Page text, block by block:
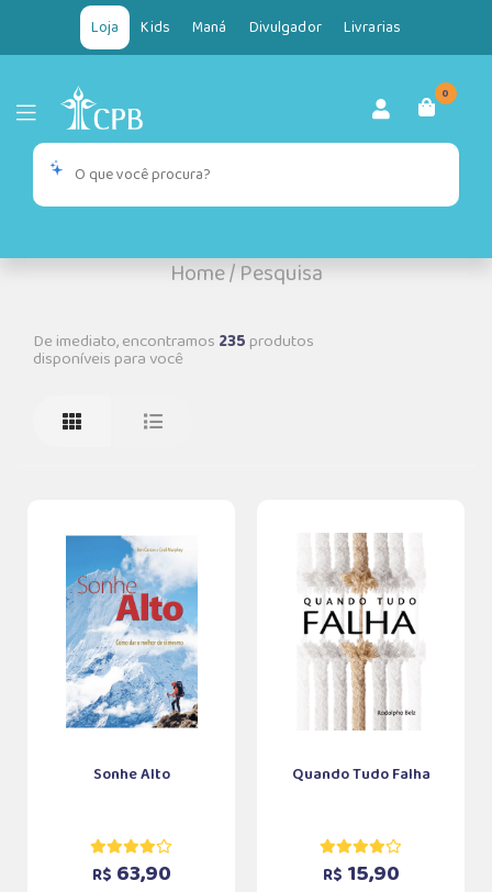
Loja Kids Maná Divulgador Livrarias
0
Home/Pesquisa
De imediato, encontramos 235produtos
disponíveis para você
Sonhe Alto
R$ 63,90
Quando Tudo Falha
R$ 15,90